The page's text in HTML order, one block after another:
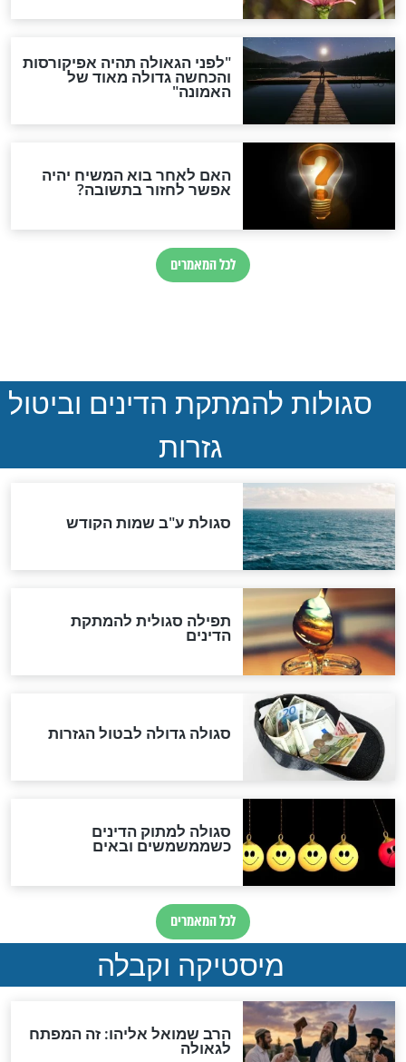
הותר לפרסום: לוחמי מילואים
נהרגו בדרום לבנון
ואיראן: בלי שקיפות ועם הרבה
סימני שאלה
הנדיר של הרשב"ם התגלה
"מודה לקב"ה על כל השנים"
לכל המאמרים
אחרית הימים
האם אפשר לחשב את הקץ?
מה יהיה בימות המשיח?
"לפני הגאולה תהיה אפיקורסות
והכחשה גדולה מאוד של
האמונה"